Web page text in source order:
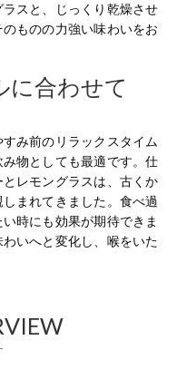
スと、じっくり乾燥させ
ものの力強い味わいをお
合わせて
み前のリラックスタイム
物としても最適です。仕
レモングラスは、古くか
まれてきました。食べ過
時にも効果が期待できま
いへと変化し、喉をいた